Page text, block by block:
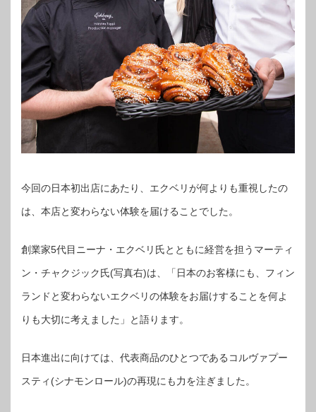
今回の日本初出店にあたり、エクベリが何よりも重視したの
は、本店と変わらない体験を届けることでした。
創業家5代目ニーナ・エクベリ氏とともに経営を担うマーティ
ン・チャクジック氏(写真右)は、「日本のお客様にも、フィン
ランドと変わらないエクベリの体験をお届けすることを何よ
りも大切に考えました」と語ります。
日本進出に向けては、代表商品のひとつであるコルヴァプー
スティ(シナモンロール)の再現にも力を注ぎました。